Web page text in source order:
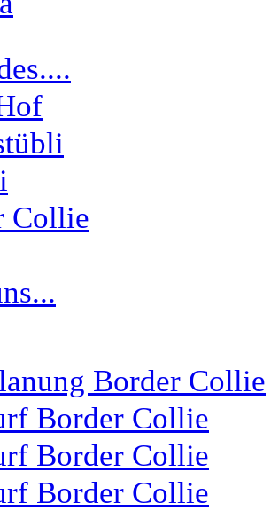
Collie
Border Collie
Border Collie
Border Collie
Border Collie